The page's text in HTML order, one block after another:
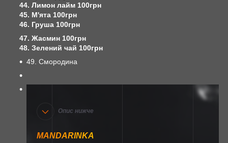
44. Лимон лайм 100грн
45. М'ята 100грн
46. Груша 100грн
47. Жасмин 100грн
48. Зелений чай 100грн
49. Смородина
Опис нижче
MANDARINKA